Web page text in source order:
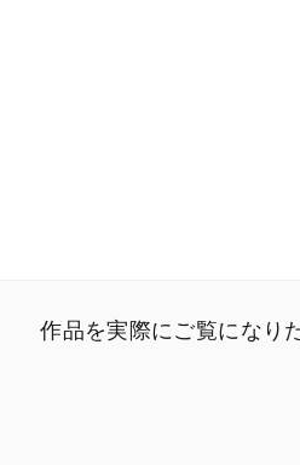
作品を実際にご覧になり